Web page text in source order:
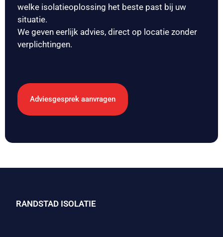
welke isolatieoplossing het beste past bij uw
situatie.
We geven eerlijk advies, direct op locatie zonder
verplichtingen.
Adviesgesprek aanvragen
RANDSTAD ISOLATIE